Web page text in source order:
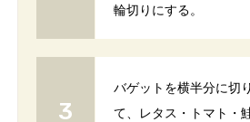
輪切りにする。
バゲットを横半分に切
て、レタス・トマト・